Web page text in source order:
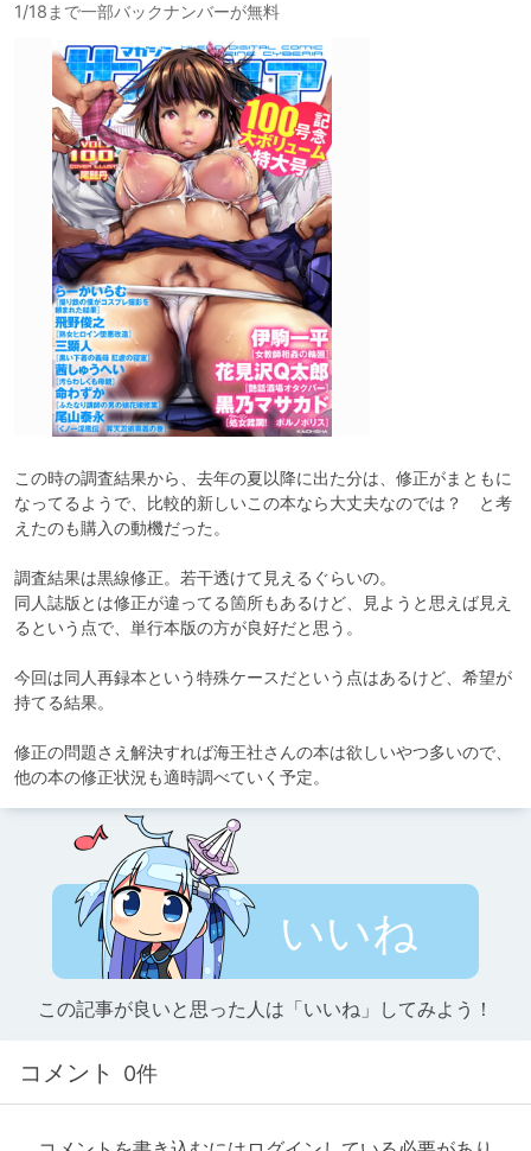
1/18まで一部バックナンバーが無料
この時の調査結果から、去年の夏以降に出た分は、修正がまともに
なってるようで、比較的新しいこの本なら大丈夫なのでは？　と考
えたのも購入の動機だった。
調査結果は黒線修正。若干透けて見えるぐらいの。
同人誌版とは修正が違ってる箇所もあるけど、見ようと思えば見え
るという点で、単行本版の方が良好だと思う。
今回は同人再録本という特殊ケースだという点はあるけど、希望が
持てる結果。
修正の問題さえ解決すれば海王社さんの本は欲しいやつ多いので、
他の本の修正状況も適時調べていく予定。
いいね
この記事が良いと思った人は「いいね」してみよう！
コメント 0件